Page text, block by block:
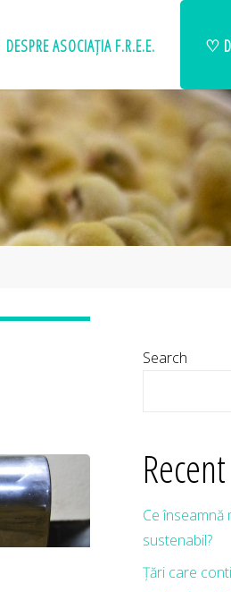
DESPRE ASOCIAȚIA F.R.E.E. ♡
Search
Ce înseamnă
sustenabil?
Țări care